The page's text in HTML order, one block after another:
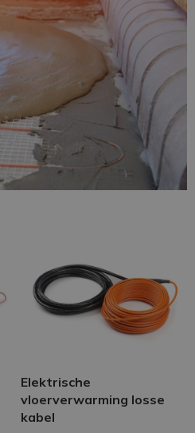
Elektrische
vloerverwarming losse
kabel